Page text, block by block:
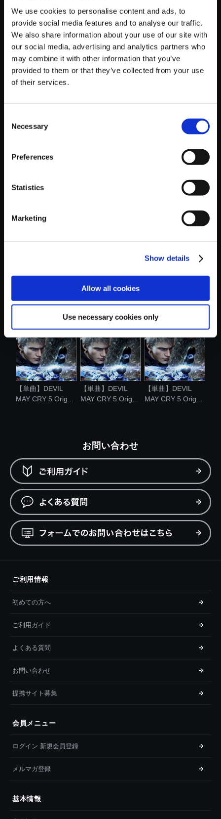
We use cookies to personalise content and ads, to
provide social media features and to analyse our traffic.
We also share information about your use of our site with
our social media, advertising and analytics partners who
may combine it with other information that you’ve
provided to them or that they’ve collected from your use
of their services.
Selection
Necessary
Preferences
Statistics
Marketing
Show details
Allow all cookies
Use necessary cookies only
【単曲】DEVIL MAY CRY 5 Ori
ginal SoundTrack How Do You
Like This！ （Dante Mission St
...
MAY CRY 5 Orig...
【単曲】DEVIL
MAY CRY 5 Orig...
【単曲】DEVIL
MAY CRY 5 Orig...
【単曲】DEVIL
MAY CRY 5 Orig...
お問い合わせ
ご利用情報
初めての方へ
ご利用ガイド
よくある質問
お問い合わせ
提携サイト募集
会員メニュー
ログイン 新規会員登録
メルマガ登録
基本情報